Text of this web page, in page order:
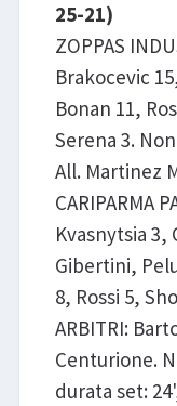
25-21)
ZOPPAS
Brakocevic
Bonan 11,
Serena 3.
All. Martinez
CARIPARMA
Kvasnytsia 3,
Gibertini,
8, Rossi 5,
ARBITRI:
Centurione.
durata set: